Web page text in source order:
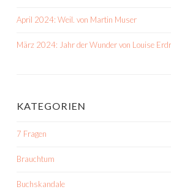
April 2024: Weil. von Martin Muser
März 2024: Jahr der Wunder von Louise
KATEGORIEN
7 Fragen
Brauchtum
Buchskandale